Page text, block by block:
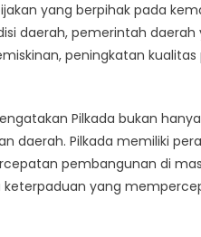
yang berpihak pada
daerah, pemerintah
peningkatan
Pilkada bukan
daerah. Pilkada memiliki
pembangunan di
yang